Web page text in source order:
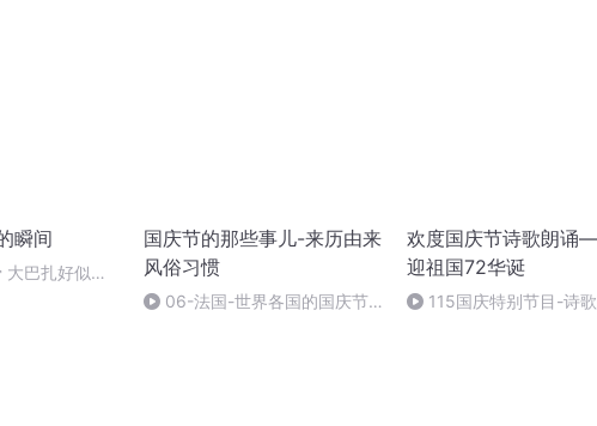
瞬间
巴扎好似温
国庆节的那些事儿-来历由来
风俗习惯
06-法国-世界各国的国庆节-
欢度国庆节诗歌朗
迎祖国72华诞
115国庆特别节目-诗